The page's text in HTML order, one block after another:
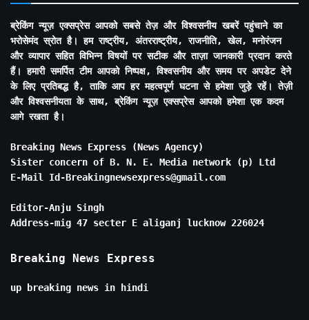
ब्रेकिंग न्यूज़ एक्सप्रेस आपको सबसे तेज़ और विश्वसनीय खबरें पहुंचाने का
भरोसेमंद स्रोत है। हम राष्ट्रीय, अंतरराष्ट्रीय, राजनीति, खेल, मनोरंजन
और व्यापार सहित विभिन्न विषयों पर सटीक और ताज़ा जानकारी प्रदान करते
हैं। हमारी समर्पित टीम आपको निष्पक्ष, विश्वसनीय और समय पर अपडेट देने
के लिए प्रतिबद्ध है, ताकि आप हर महत्वपूर्ण घटना से हमेशा जुड़े रहें। तेज़ी
और विश्वसनीयता के साथ, ब्रेकिंग न्यूज़ एक्सप्रेस आपको हमेशा एक कदम
आगे रखता है।
Breaking News Express (News Agency)
Sister concern of B. N. E. Media network (p) Ltd
E-Mail Id-Breakingnewsexpress@gmail.com
Editor-Anju Singh
Address-mig 47 secter E aliganj lucknow 226024
Breaking News Express
up breaking news in hindi